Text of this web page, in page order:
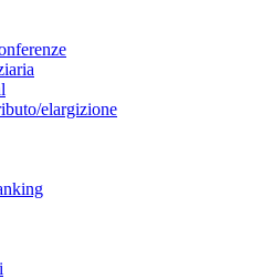
elargizione